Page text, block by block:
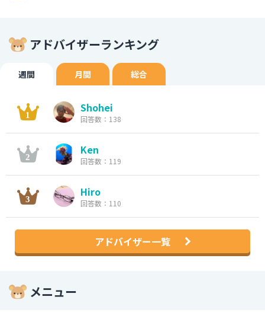
アドバイザーランキング
週間 月間 総合
Shohei
回答数：138
Ken
回答数：119
Hiro
回答数：110
アドバイザー一覧
メニュー